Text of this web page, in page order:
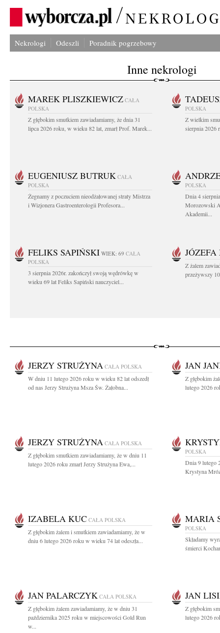
Nekrologi Odeszli Poradnik pogrzebowy
Inne nekrologi
MAREK PLISZKIEWICZ CAŁA
POLSKA
Z głębokim smutkiem zawiadamiamy, że dnia 31
lipca 2026 roku, w wieku 82 lat, zmarł Prof. Marek...
POLSKA
Z wielkim
sierpnia 2026
EUGENIUSZ BUTRUK CAŁA
POLSKA
Żegnamy z poczuciem nieodżałowanej straty Mistrza
i Wizjonera Gastroenterologii Profesora...
POLSKA
Dnia 4
Morozowski
Akademii...
FELIKS SAPIŃSKI WIEK: 69 CAŁA
POLSKA
3 sierpnia 2026r. zakończył swoją wędrówkę w
wieku 69 lat Feliks Sapiński nauczyciel...
Z żalem
przeżywszy
JERZY STRUŻYNA CAŁA POLSKA
W dniu 11 lutego 2026 roku w wieku 82 lat odszedł
od nas Jerzy Strużyna Msza Św. Żałobna...
JAN
Z głębokim
lutego 2026
JERZY STRUŻYNA CAŁA POLSKA
Z głębokim smutkiem zawiadamiamy, że w dniu 11
lutego 2026 roku zmarł Jerzy Strużyna Ewa,...
POLSKA
Dnia 9 lutego
Krystyna
IZABELA KUC CAŁA POLSKA
Z głębokim żalem i smutkiem zawiadamiamy, że w
dniu 6 lutego 2026 roku w wieku 74 lat odeszła...
MARIA
POLSKA
Składamy
śmierci
JAN PALARCZYK CAŁA POLSKA
Z głębokim żalem zawiadamiamy, że w dniu 31
października 2025 roku w miejscowości Gold Run
w...
JAN
Z głębokim
lutego 2026